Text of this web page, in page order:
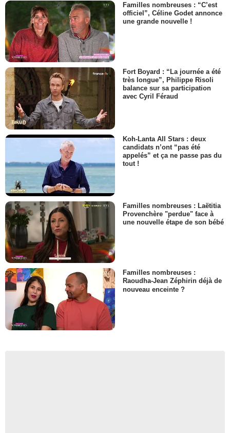
Familles nombreuses : “C’est
officiel”, Céline Godet annonce
une grande nouvelle !
Fort Boyard : “La journée a été
très longue”, Philippe Risoli
balance sur sa participation
avec Cyril Féraud
Koh-Lanta All Stars : deux
candidats n’ont “pas été
appelés” et ça ne passe pas du
tout !
Familles nombreuses : Laëtitia
Provenchère "perdue" face à
une nouvelle étape de son bébé
Familles nombreuses :
Raoudha-Jean Zéphirin déjà de
nouveau enceinte ?